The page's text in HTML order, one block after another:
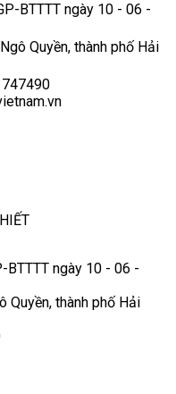
BTTTT ngày 10 - 06 -
Quyền, thành phố Hải
BTTTT ngày 10 - 06 -
Quyền, thành phố Hải